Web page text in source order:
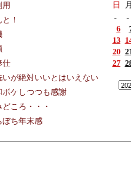
用
！
仕
いが絶対いいとはいえない
ボケしつつも感謝
ころ・・・
ぼち年末感
日
月
-
-
6
13
20
27